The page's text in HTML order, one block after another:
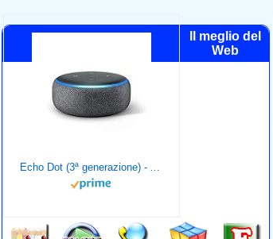
Echo Dot (3ª generazione) - Altoparlante intelligente con integrazione Alexa - Tessuto antracite
Il meglio del
Web